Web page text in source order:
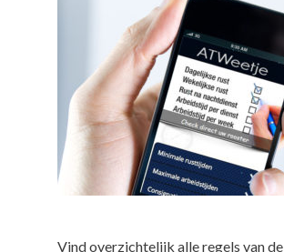
Vind overzichtelijk alle regels van de